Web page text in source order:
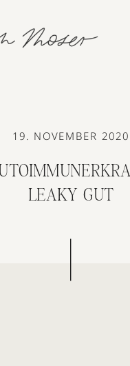
LEAKY GUT
19. NOVEMBER 2020